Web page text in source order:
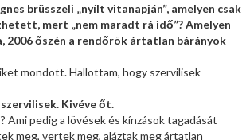
brüsszeli „nyílt vitanapján”, amelyen csak
mert „nem maradt rá idő”? Amelyen
őszén a rendőrök ártatlan bárányok
mondott. Hallottam, hogy szervilisek
Kivéve őt.
Ami pedig a lövések és kínzások tagadását
meg, vertek meg, aláztak meg ártatlan